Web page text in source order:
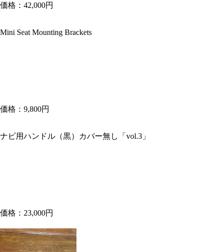
価格：42,000円
Mini Seat Mounting Brackets
価格：9,800円
ナビ用ハンドル（黒）カバー無し「vol.3」
価格：23,000円